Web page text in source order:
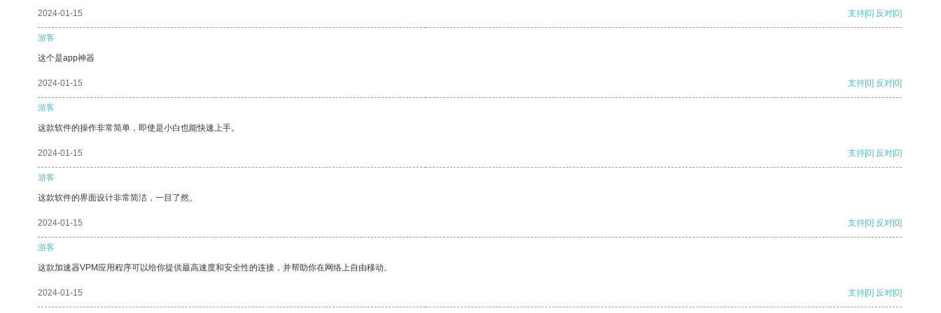
2024-01-15 支持[0] 反对[0]
游客
这个是app神器
2024-01-15 支持[0] 反对[0]
游客
这款软件的操作非常简单，即使是小白也能快速上手。
2024-01-15 支持[0] 反对[0]
游客
这款软件的界面设计非常简洁，一目了然。
2024-01-15 支持[0] 反对[0]
游客
这款加速器VPM应用程序可以给你提供最高速度和安全性的连接，并帮助你在网络上自由移动。
2024-01-15 支持[0] 反对[0]